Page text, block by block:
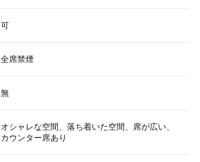
可
全席禁煙
無
オシャレな空間、落ち着いた空間、席が広い、
カウンター席あり